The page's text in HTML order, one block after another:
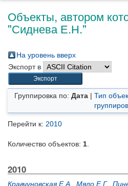
Объекты, автором
"Сиднева Е.Н."
На уровень вверх
Экспорт в
Группировка по: Дата| Тип
Перейти к: 2010
Количество объектов: 1
2010
Кравчуновская Е.А. Мяло Е.Г.